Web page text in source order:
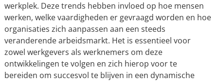
werkplek. Deze trends hebben invloed op hoe mensen
werken, welke vaardigheden er gevraagd worden en hoe
organisaties zich aanpassen aan een steeds
veranderende arbeidsmarkt. Het is essentieel voor
zowel werkgevers als werknemers om deze
ontwikkelingen te volgen en zich hierop voor te
bereiden om succesvol te blijven in een dynamische